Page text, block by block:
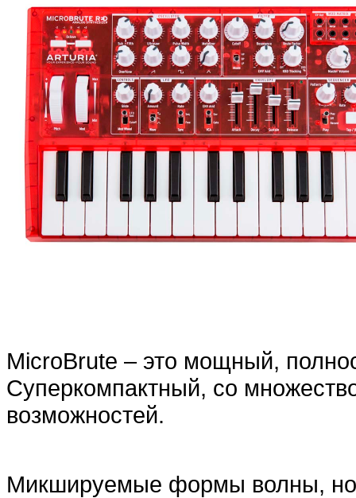
MicroBrute – это мощный,
Суперкомпактный, со
возможностей.
Микшируемые формы волны,